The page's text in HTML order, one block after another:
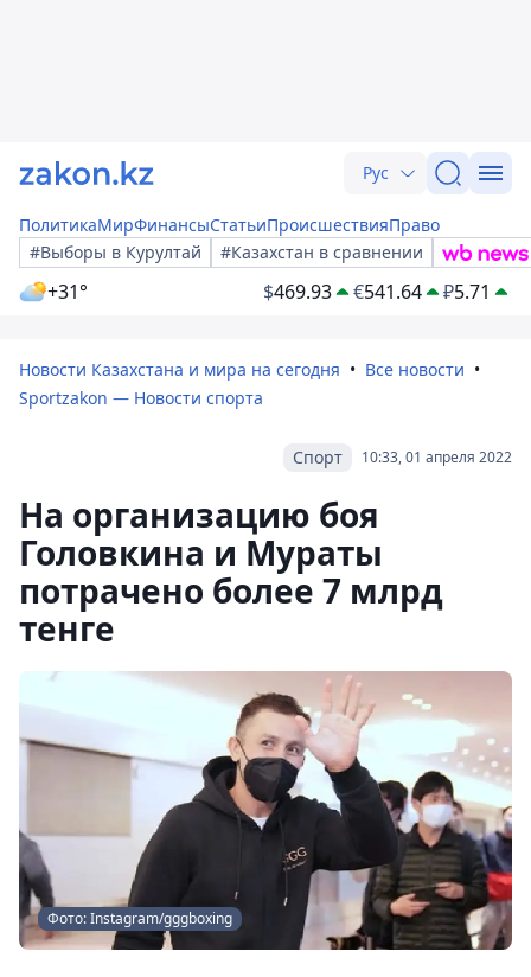
Рус
ПолитикаМирФинансыСтатьиПроисшествияПраво
#Выборы в Курултай
#Казахстан в сравнении
+31° $469.93 €541.64 ₽5.71
Новости Казахстана и мира на сегодня
Все новости
Sportzakon — Новости спорта
10:33, 01 апреля 2022
Спорт
На организацию боя
Головкина и Мураты
потрачено более 7 млрд
тенге
Фото: Instagram/gggboxing